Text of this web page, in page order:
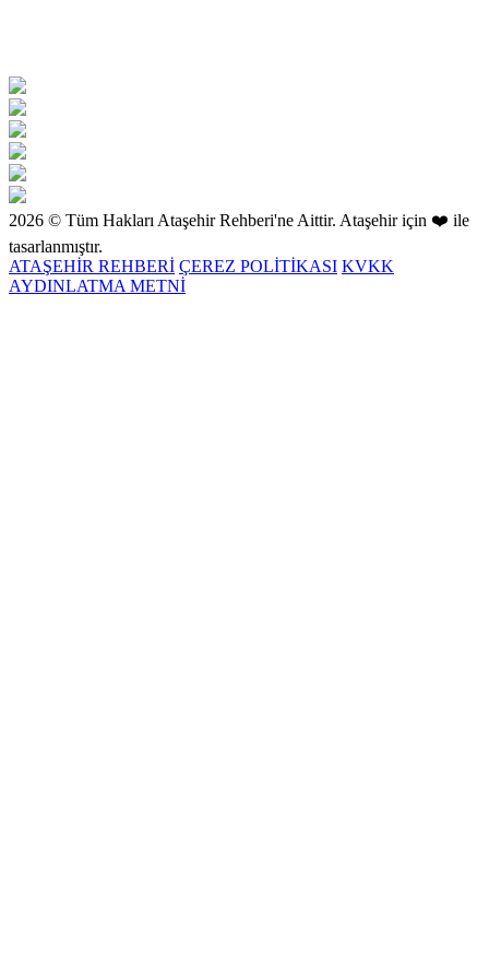
2026 © Tüm Hakları Ataşehir Rehberi'ne Aittir. Ataşehir için ❤️ ile
tasarlanmıştır.
ATAŞEHİR REHBERİ ÇEREZ POLİTİKASI KVKK
AYDINLATMA METNİ